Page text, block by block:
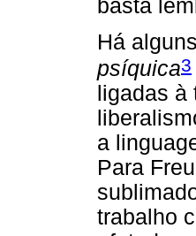
basta
Há
psíquica3
ligadas
a
Para
trabalho